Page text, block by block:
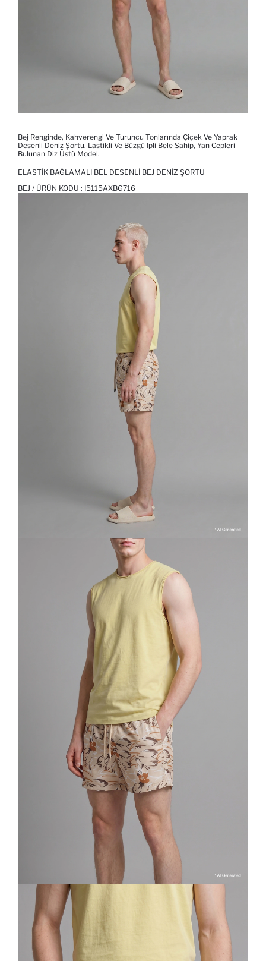
Bej Renginde, Kahverengi Ve Turuncu Tonlarında Çiçek Ve Yaprak
Desenli Deniz Şortu. Lastikli Ve Büzgü Ipli Bele Sahip, Yan Cepleri
Bulunan Diz Üstü Model.
ELASTIK BAĞLAMALI BEL DESENLI BEJ DENIZ ŞORTU
BEJ / ÜRÜN KODU : I5115AXBG716